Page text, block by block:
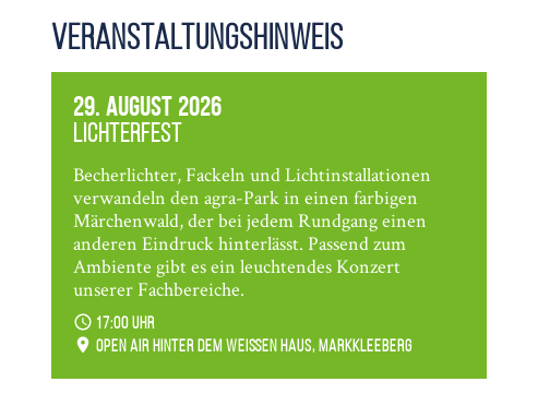
Veranstaltungshinweis
29. August 2026
Lichterfest
Becherlichter, Fackeln und Lichtinstallationen
verwandeln den agra-Park in einen farbigen
Märchenwald, der bei jedem Rundgang einen
anderen Eindruck hinterlässt. Passend zum
Ambiente gibt es ein leuchtendes Konzert
unserer Fachbereiche.
17:00 Uhr
Open Air hinter dem weißen Haus, Markkleeberg